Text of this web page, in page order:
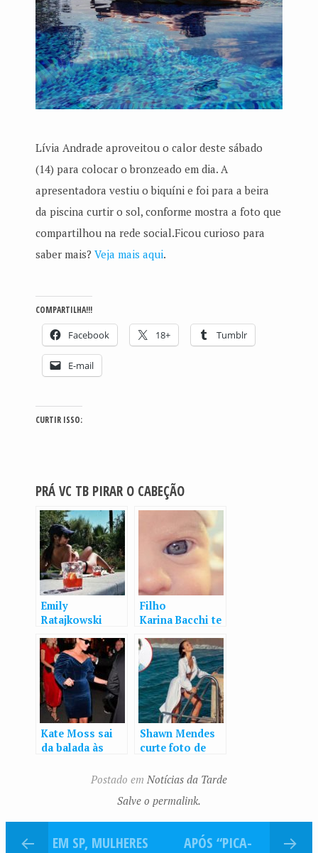
Lívia Andrade aproveitou o calor deste sábado
(14) para colocar o bronzeado em dia. A
apresentadora vestiu o biquíni e foi para a beira
da piscina curtir o sol, conforme mostra a foto que
compartilhou na rede social.Ficou curioso para
saber mais? Veja mais aqui.
COMPARTILHA!!!
Facebook 18+ Tumblr
E-mail
CURTIR ISSO:
PRÁ VC TB PIRAR O CABEÇÃO
Emily
Ratajkowski
vontade à beira
da piscina
Filho
Karina Bacchi te
mil seguidores
em rede social
Kate Moss sai
da balada às
Shawn Mendes
curte foto de
Marquezine de
Postado em Notícias da Tarde
Salve o permalink.
EM SP, MULHERES
APÓS “PICA-